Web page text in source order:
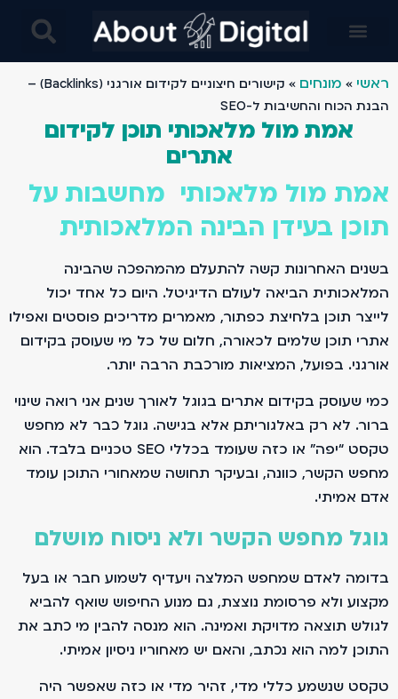
ראשי » מונחים »
קישורים חיצוניים לקידום אורגני (Backlinks) –
הבנת הכוח והחשיבות ל-SEO
אמת מול מלאכותי תוכן לקידום
אתרים
אמת מול מלאכותי מחשבות על
תוכן בעידן הבינה המלאכותית
בשנים האחרונות קשה להתעלם מהמהפכה שהבינה
המלאכותית הביאה לעולם הדיגיטל. היום כל אחד יכול
לייצר תוכן בלחיצת כפתור, מאמרים, מדריכים, פוסטים ואפילו
אתרי תוכן שלמים. לכאורה, חלום של כל מי שעוסק בקידום
אורגני. בפועל, המציאות מורכבת הרבה יותר.
כמי שעוסק בקידום אתרים בגוגל לאורך שנים, אני רואה שינוי
ברור. לא רק באלגוריתם, אלא בגישה. גוגל כבר לא מחפש
טקסט “יפה” או כזה שעומד בכללי SEO טכניים בלבד. הוא
מחפש הקשר, כוונה, ובעיקר תחושה שמאחורי התוכן עומד
אדם אמיתי.
גוגל מחפש הקשר ולא ניסוח מושלם
בדומה לאדם שמחפש המלצה ויעדיף לשמוע חבר או בעל
מקצוע ולא פרסומת נוצצת, גם מנוע החיפוש שואף להביא
לגולש תוצאה מדויקת ואמינה. הוא מנסה להבין מי כתב את
התוכן, למה הוא נכתב, והאם יש מאחוריו ניסיון אמיתי.
טקסט שנשמע כללי מדי, זהיר מדי או כזה שאפשר היה